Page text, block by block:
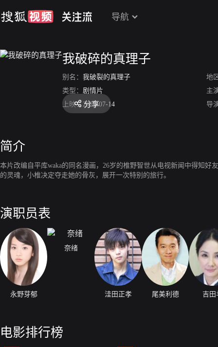
导航
我破碎的真理子
别名： 我破裂的真理子
地
类型： 剧情片
主
上映： 2022-07-14 导
分享
简介
本片改编自平库waka的同名漫画，26岁的椎野智世从电视新闻中得知
的灵魂，小椎决定夺走她的骨灰，展开一次特别的旅行。
演职员表
永野芽郁
奈绪
洼田正孝 尾美利德 吉田
电影排行榜